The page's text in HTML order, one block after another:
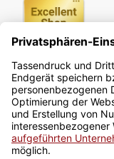
Newsletter